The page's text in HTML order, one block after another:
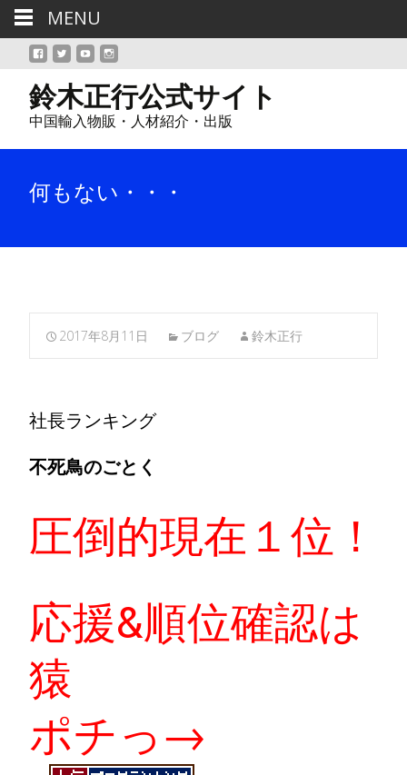
鈴木正行公式サイト
中国輸入物販・人材紹介・出版
何もない・・・
2017年8月11日 ブログ 鈴木正行
社長ランキング
不死鳥のごとく
圧倒的現在１位！
応援&順位確認は
猿
ポチっ→
MENU